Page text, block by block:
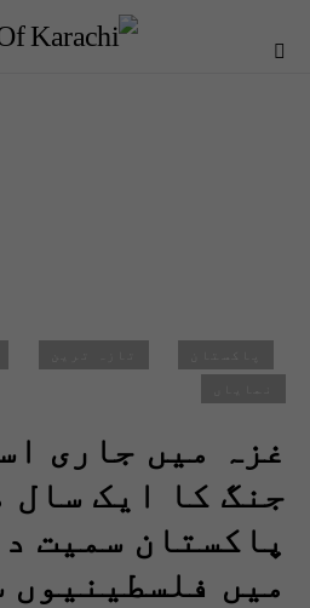
غزہ میں جاری
جنگ کا ایک سال
پاکستان سمیت
میں فلسطینیوں